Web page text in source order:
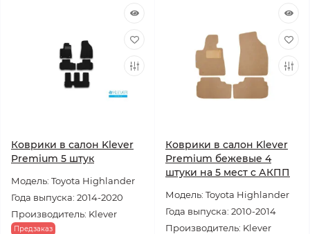
Коврики в салон Klever
Premium 5 штук
Модель: Toyota Highlander
Года выпуска: 2014-2020
Производитель: Klever
Предзаказ
Коврики в салон Klever
Premium бежевые 4
штуки на 5 мест с АКПП
Модель: Toyota Highlander
Года выпуска: 2010-2014
Производитель: Klever